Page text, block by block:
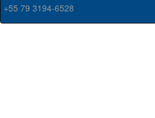
+55 79 3194-6528